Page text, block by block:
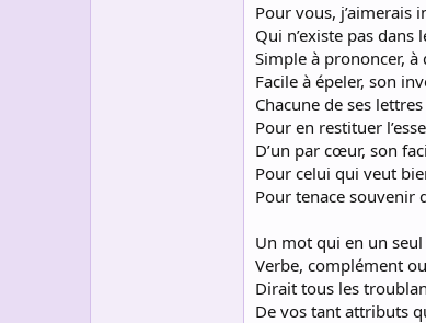
Pour vous, j’aimerais
Qui n’existe pas dans
Simple à prononcer, à
Facile à épeler, son
Chacune de ses
Pour en restituer
D’un par cœur, son
Pour celui qui veut
Pour tenace souvenir
Un mot qui en un
Verbe, complément
Dirait tous les
De vos tant attributs